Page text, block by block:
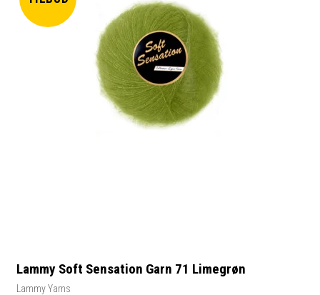
Lammy Soft Sensation Garn 71 Limegrøn
Lammy Yarns